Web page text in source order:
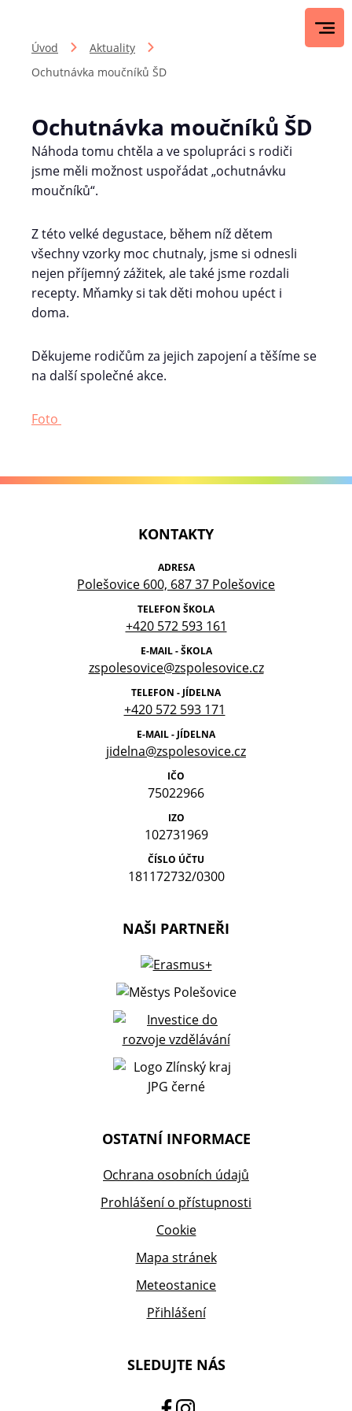
Úvod
Aktuality
Ochutnávka moučníků ŠD
Ochutnávka moučníků ŠD
Náhoda tomu chtěla a ve spolupráci s rodiči
jsme měli možnost uspořádat „ochutnávku
moučníků“.
Z této velké degustace, během níž dětem
všechny vzorky moc chutnaly, jsme si odnesli
nejen příjemný zážitek, ale také jsme rozdali
recepty. Mňamky si tak děti mohou upéct i
doma.
Děkujeme rodičům za jejich zapojení a těšíme se
na další společné akce.
Foto
KONTAKTY
ADRESA
Polešovice 600, 687 37 Polešovice
TELEFON ŠKOLA
+420 572 593 161
E-MAIL - ŠKOLA
zspolesovice@zspolesovice.cz
TELEFON - JÍDELNA
+420 572 593 171
E-MAIL - JÍDELNA
jidelna@zspolesovice.cz
IČO
75022966
IZO
102731969
ČÍSLO ÚČTU
181172732/0300
NAŠI PARTNEŘI
OSTATNÍ INFORMACE
Ochrana osobních údajů
Prohlášení o přístupnosti
Cookie
Mapa stránek
Meteostanice
Přihlášení
SLEDUJTE NÁS